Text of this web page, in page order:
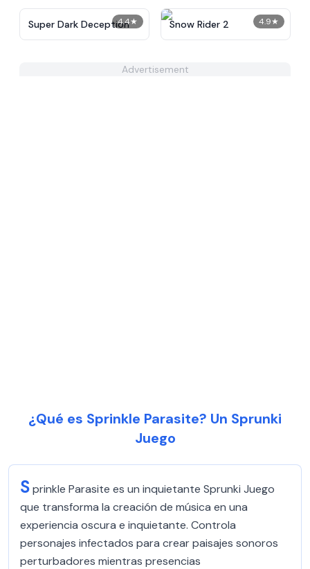
4.4★
Super Dark Deception 4.9★
Snow Rider 2
Advertisement
¿Qué es Sprinkle Parasite? Un Sprunki
Juego
Sprinkle Parasite es un inquietante Sprunki Juego
que transforma la creación de música en una
experiencia oscura e inquietante. Controla
personajes infectados para crear paisajes sonoros
perturbadores mientras presencias